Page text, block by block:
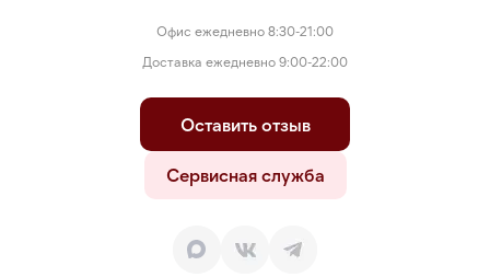
Офис ежедневно 8:30-21:00
Доставка ежедневно 9:00-22:00
Оставить отзыв
Сервисная служба